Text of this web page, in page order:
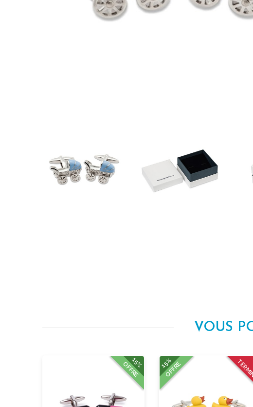
VOUS
15%
OFFRE 15%
OFFRE